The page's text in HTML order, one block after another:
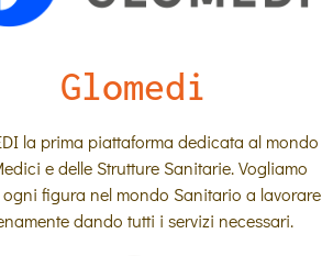
Glomedi
la prima piattaforma dedicata al mondo
e delle Strutture Sanitarie. Vogliamo
figura nel mondo Sanitario a lavorare
dando tutti i servizi necessari.